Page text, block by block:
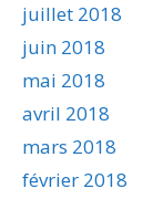
juillet 2018
juin 2018
mai 2018
avril 2018
mars 2018
février 2018